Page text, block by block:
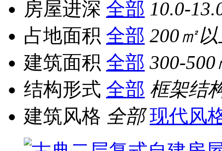
房屋进深 全部 10.0-
占地面积 全部 200㎡
建筑面积 全部 300-500
结构形式 全部 框架结
建筑风格 全部 现代风